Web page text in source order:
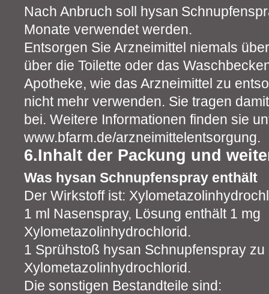
Nach Anbruch soll hysan
Monate verwendet werden.
Entsorgen Sie Arzneimittel niemals
über die Toilette oder das
Apotheke, wie das Arzneimittel zu
nicht mehr verwenden. Sie tragen
bei. Weitere Informationen finden sie
www.bfarm.de/arzneimittelentsorgung.
6.Inhalt der Packung und
Was hysan Schnupfenspray enthält
Der Wirkstoff ist:
1 ml Nasenspray, Lösung enthält 1 mg
Xylometazolinhydrochlorid.
1 Sprühstoß hysan Schnupfenspray
Xylometazolinhydrochlorid.
Die sonstigen Bestandteile sind: